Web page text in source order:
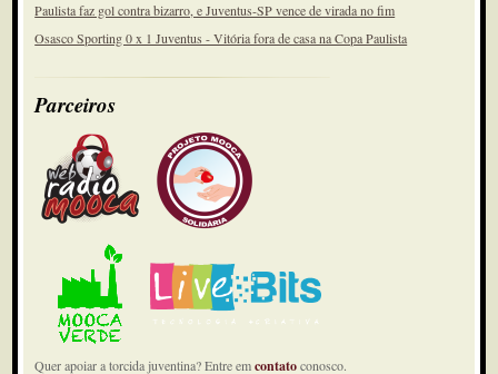
Paulista faz gol contra bizarro, e Juventus-SP vence de virada no fim
Osasco Sporting 0 x 1 Juventus - Vitória fora de casa na Copa Paulista
Parceiros
Quer apoiar a torcida juventina? Entre emcontatoconosco.